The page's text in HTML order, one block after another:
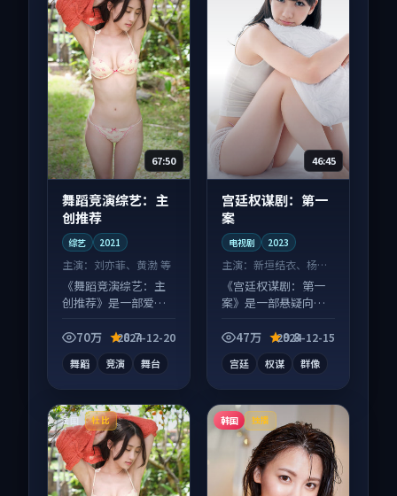
67:50
舞蹈竞演综艺：主
创推荐
综艺 2021
主演： 刘亦菲、黄渤 等
《舞蹈竞演综艺：主
创推荐》是一部爱情
续发酵，适合周末一
70万 8.7
2024-12-20
舞蹈 竞演 舞台
46:45
宫廷权谋剧：第一
案
电视剧 2023
主演：新垣结衣、杨幂
等
《宫廷权谋剧：第一
案》是一部悬疑向电
长为内核，情感戏份
47万 9.8
2024-12-15
宫廷 权谋 群像
法国 杜比 韩国 独播